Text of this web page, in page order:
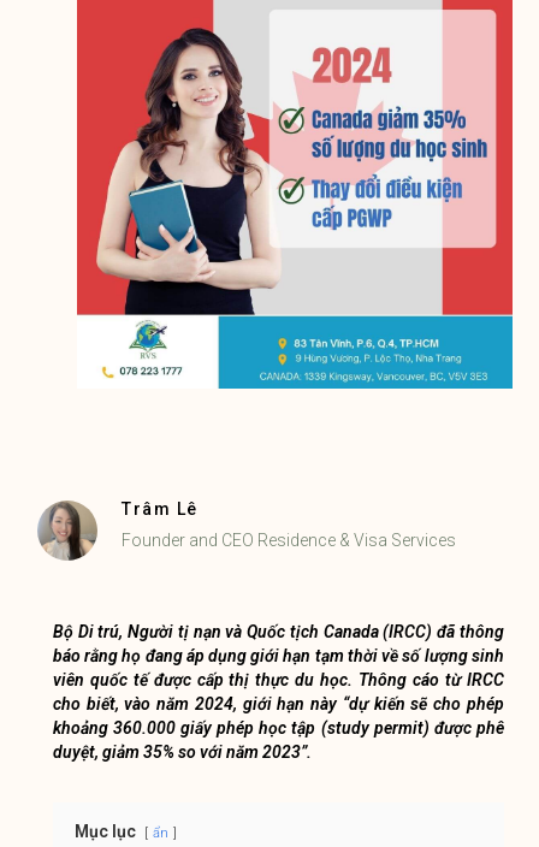
Trâm Lê
Founder and CEO Residence & Visa Services
Bộ Di trú, Người tị nạn và Quốc tịch Canada(IRCC) đã thông
báo rằng họ đang áp dụng giới hạn tạm thời về số lượng sinh
viên quốc tế được cấp thị thực du học. Thông cáo từ IRCC
cho biết, vào năm 2024, giới hạn này “dự kiến ​​sẽ cho phép
khoảng 360.000 giấy phép học tập (study permit) được phê
duyệt, giảm 35% so với năm 2023”.
Mục lục ẩn